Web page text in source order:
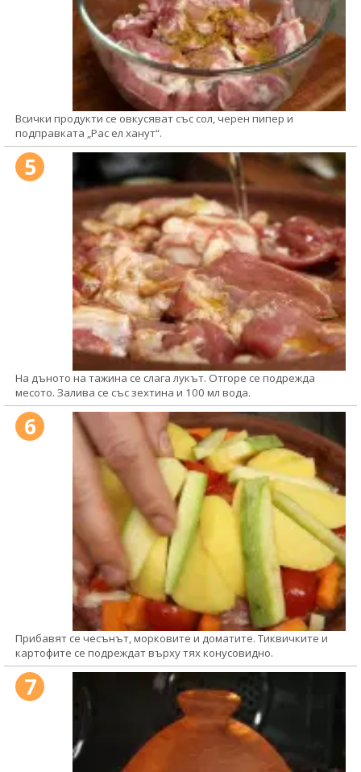
Всички продукти се овкусяват със сол, черен пипер и
подправката „Рас ел ханут“.
5
На дъното на тажина се слага лукът. Отгоре се подрежда
месото. Залива се със зехтина и 100 мл вода.
6
Прибавят се чесънът, морковите и доматите. Тиквичките и
картофите се подреждат върху тях конусовидно.
7